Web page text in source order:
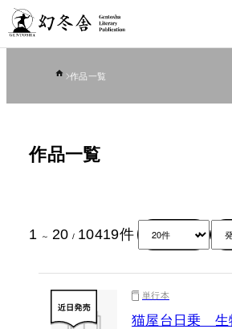
作品一覧
作品一覧
1 ～ 20 / 10419件
単行本
猫屋台日乗 生